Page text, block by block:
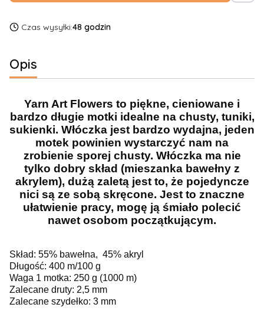
Czas wysyłki:48 godzin
Opis
Yarn Art Flowers to piękne, cieniowane i
bardzo długie motki idealne na chusty, tuniki,
sukienki. Włóczka jest bardzo wydajna, jeden
motek powinien wystarczyć nam na
zrobienie sporej chusty. Włóczka ma nie
tylko dobry skład (mieszanka bawełny z
akrylem), dużą zaletą jest to, że pojedyncze
nici są ze sobą skręcone. Jest to znaczne
ułatwienie pracy, mogę ją śmiało polecić
nawet osobom początkującym.
Skład: 55% bawełna, 45% akryl
Długość: 400 m/100 g
Waga 1 motka: 250 g (1000 m)
Zalecane druty: 2,5 mm
Zalecane szydełko: 3 mm